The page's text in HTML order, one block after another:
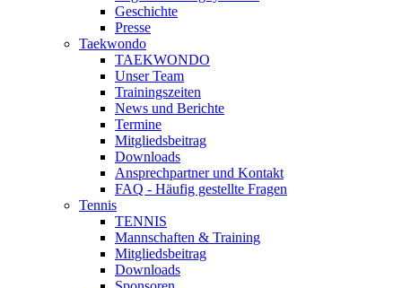
Geschichte
Presse
Taekwondo
TAEKWONDO
Unser Team
Trainingszeiten
News und Berichte
Termine
Mitgliedsbeitrag
Downloads
Ansprechpartner und Kontakt
FAQ - Häufig gestellte Fragen
Tennis
TENNIS
Mannschaften & Training
Mitgliedsbeitrag
Downloads